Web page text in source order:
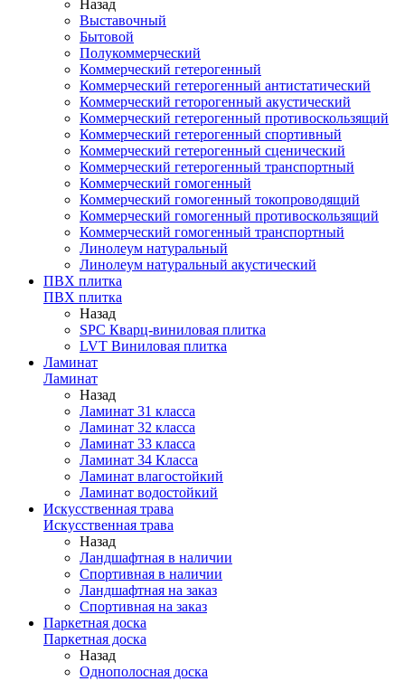
Назад
Выставочный
Бытовой
Полукоммерческий
Коммерческий гетерогенный
Коммерческий гетерогенный антистатический
Коммерческий геторогенный акустический
Коммерческий гетерогенный противоскользящий
Коммерческий гетерогенный спортивный
Коммерческий гетерогенный сценический
Коммерческий гетерогенный транспортный
Коммерческий гомогенный
Коммерческий гомогенный токопроводящий
Коммерческий гомогенный противоскользящий
Коммерческий гомогенный транспортный
Линолеум натуральный
Линолеум натуральный акустический
ПВХ плитка
ПВХ плитка
Назад
SPC Кварц-виниловая плитка
LVT Виниловая плитка
Ламинат
Ламинат
Назад
Ламинат 31 класса
Ламинат 32 класса
Ламинат 33 класса
Ламинат 34 Класса
Ламинат влагостойкий
Ламинат водостойкий
Искусственная трава
Искусственная трава
Назад
Ландшафтная в наличии
Спортивная в наличии
Ландшафтная на заказ
Спортивная на заказ
Паркетная доска
Паркетная доска
Назад
Однополосная доска